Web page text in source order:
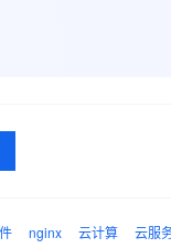
nginx 云计算 云服